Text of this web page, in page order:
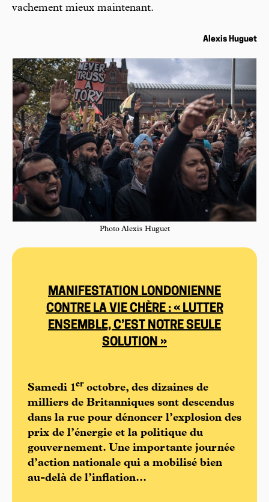
vachement mieux maintenant.
Alexis Huguet
Photo Alexis Huguet
MANIFESTATION LONDONIENNE
CONTRE LA VIE CHÈRE : « LUTTER
ENSEMBLE, C’EST NOTRE SEULE
SOLUTION »
Samedi 1er octobre, des dizaines de
milliers de Britanniques sont descendus
dans la rue pour dénoncer l’explosion des
prix de l’énergie et la politique du
gouvernement. Une importante journée
d’action nationale qui a mobilisé bien
au-delà de l’inflation...